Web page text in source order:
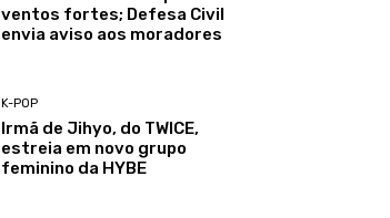
ventos fortes; Defesa Civil
envia aviso aos moradores
K-POP
Irmã de Jihyo, do TWICE,
estreia em novo grupo
feminino da HYBE